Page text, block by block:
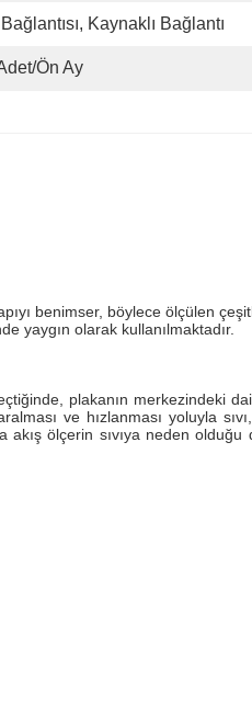
Kaynaklı Bağlantı
ön Ay
benimser, böylece ölçülen
yaygın olarak kullanılmaktadır.
plakanın merkezindeki
ve hızlanması yoluyla
ölçerin sıvıya neden olduğu